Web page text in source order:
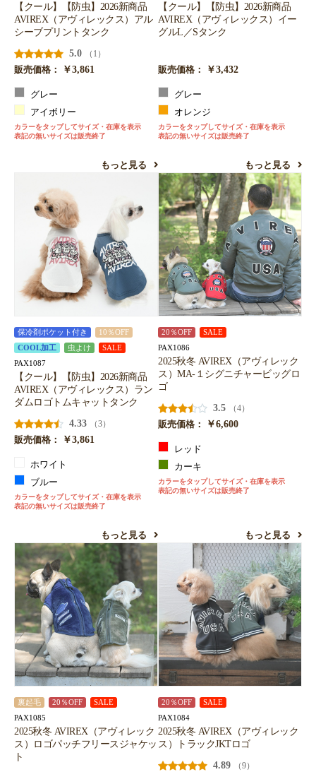
【クール】【防虫】2026新商品
AVIREX（アヴィレックス）アル
シーブプリントタンク
5.0
（1）
販売価格：
￥3,861
グレー
アイボリー
カラーをタップしてサイズ・在庫を表示
表記の無いサイズは販売終了
もっと見る
【クール】【防虫】2026新商品
AVIREX（アヴィレックス）イー
グルL／Sタンク
販売価格： ￥3,432
グレー
オレンジ
カラーをタップしてサイズ・在庫を表示
表記の無いサイズは販売終了
もっと見る
保冷剤ポケット付き
10％OFF
COOL加工
虫よけ SALE
PAX1087
【クール】【防虫】2026新商品
AVIREX（アヴィレックス）ラン
ダムロゴトムキャットタンク
4.33
（3）
販売価格：
￥3,861
ホワイト
ブルー
カラーをタップしてサイズ・在庫を表示
表記の無いサイズは販売終了
もっと見る
20％OFF SALE
PAX1086
2025秋冬 AVIREX（アヴィレック
ス）MA-１シグニチャービッグロ
ゴ
3.5
（4）
販売価格：
￥6,600
レッド
カーキ
カラーをタップしてサイズ・在庫を表示
表記の無いサイズは販売終了
もっと見る
裏起毛 20％OFF SALE
PAX1085
2025秋冬 AVIREX（アヴィレック
ス）ロゴパッチフリースジャケッ
ト
20％OFF SALE
PAX1084
2025秋冬 AVIREX（アヴィレック
ス）トラックJKTロゴ
4.89
（9）